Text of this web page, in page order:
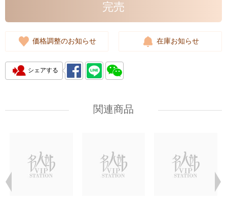
完売
価格調整のお知らせ 在庫お知らせ
シェアする
関連商品